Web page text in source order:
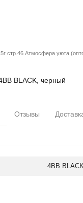
стр.46 Атмосфера уюта
BLACK, черный
Отзывы
4ВВ